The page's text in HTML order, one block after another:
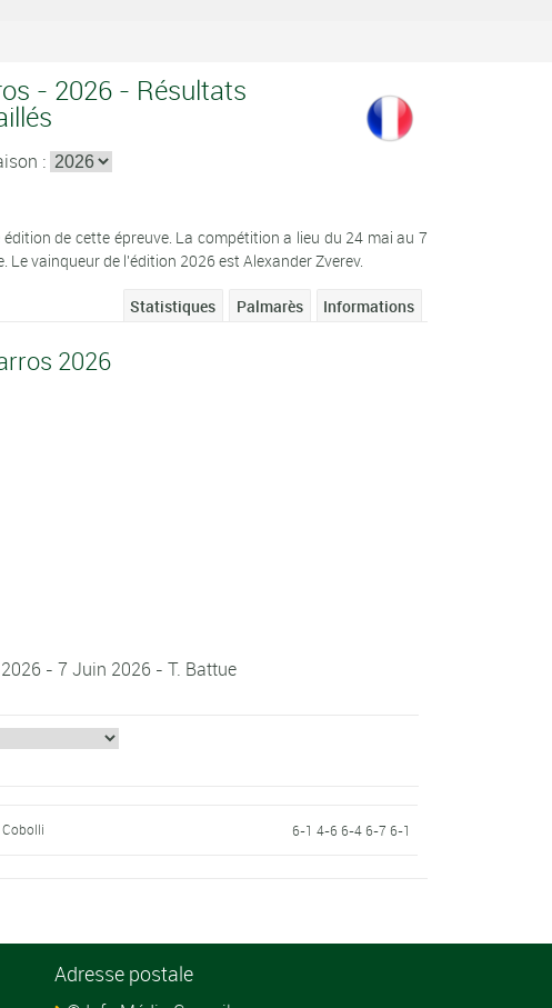
- 2026 - Résultats
:
de cette épreuve. La compétition a lieu du 24 mai au 7
vainqueur de l'édition 2026 est Alexander Zverev.
Informations
Palmarès
Statistiques
2026
- 7 Juin 2026 - T. Battue
6-1 4-6 6-4 6-7 6-1
Adresse postale